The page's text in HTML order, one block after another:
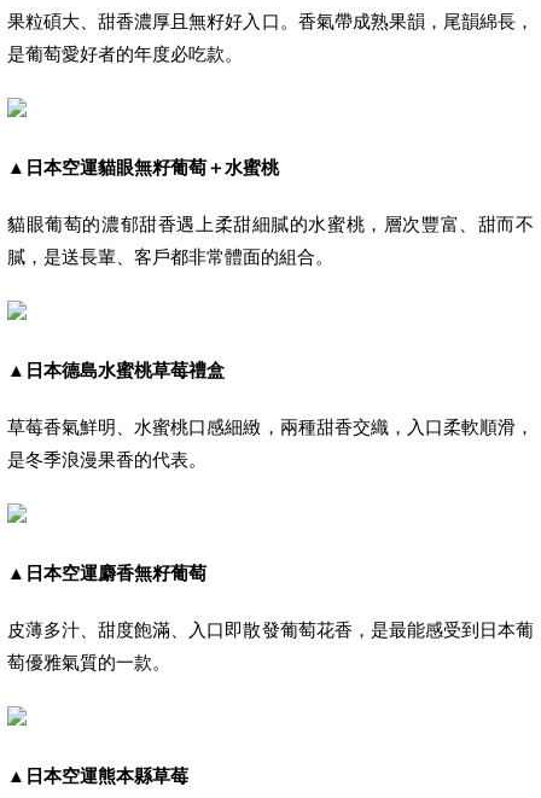
果粒碩大、甜香濃厚且無籽好入口。香氣帶成熟果韻，尾韻綿長，
是葡萄愛好者的年度必吃款。
▲ 日本空運貓眼無籽葡萄＋水蜜桃
貓眼葡萄的濃郁甜香遇上柔甜細膩的水蜜桃，層次豐富、甜而不
膩，是送長輩、客戶都非常體面的組合。
▲ 日本德島水蜜桃草莓禮盒
草莓香氣鮮明、水蜜桃口感細緻，兩種甜香交織，入口柔軟順滑，
是冬季浪漫果香的代表。
▲ 日本空運麝香無籽葡萄
皮薄多汁、甜度飽滿、入口即散發葡萄花香，是最能感受到日本葡
萄優雅氣質的一款。
▲ 日本空運熊本縣草莓